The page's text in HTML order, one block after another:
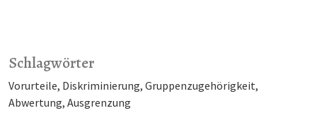
Schlagwörter
Vorurteile Diskriminierung Gruppenzugehörigkeit
Abwertung Ausgrenzung